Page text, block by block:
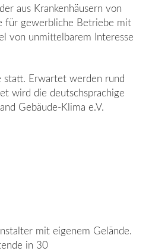
aus Krankenhäusern von
für gewerbliche Betriebe mit
von unmittelbarem Interesse
statt. Erwartet werden rund
wird die deutschsprachige
Gebäude-Klima e.V.
mit eigenem Gelände.
in 30